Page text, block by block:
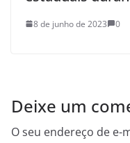
8 de junho de 2023 0
Deixe um
O seu endereço de e-